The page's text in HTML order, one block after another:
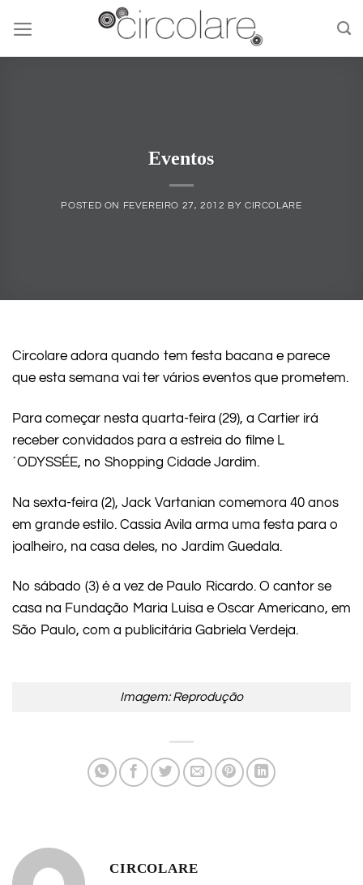
content
Eventos
POSTED ON FEVEREIRO 27, 2012 BYCIRCOLARE
Circolare adora quando tem festa bacana e parece
que esta semana vai ter vários eventos que prometem.
Para começar nesta quarta-feira (29), a Cartier irá
receber convidados para a estreia do filme L
´ODYSSÉE, no Shopping Cidade Jardim.
Na sexta-feira (2), Jack Vartanian comemora 40 anos
em grande estilo. Cassia Avila arma uma festa para o
joalheiro, na casa deles, no Jardim Guedala.
No sábado (3) é a vez de Paulo Ricardo. O cantor se
casa na Fundação Maria Luisa e Oscar Americano, em
São Paulo, com a publicitária Gabriela Verdeja.
Imagem: Reprodução
CIRCOLARE